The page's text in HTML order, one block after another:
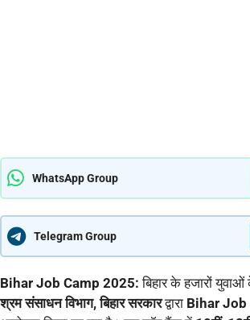
WhatsApp Group
Telegram Group
Bihar Job Camp 2025: बिहार के हजारों
श्रम संसाधन विभाग, बिहार सरकारद्वारा Bihar Job